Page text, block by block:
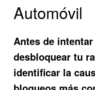
Automóvil
Antes de
desbloquear tu
identificar la